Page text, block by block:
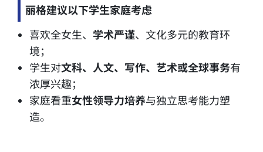
丽格建议以下学生家庭考虑
喜欢全女生、 学术严谨、文化多元的教育环
境；
学生对文科、人文、写作、艺术或全球事务有
浓厚兴趣；
家庭看重女性领导力培养与独立思考能力塑
造。